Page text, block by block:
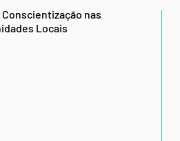
Conscientização nas
Locais